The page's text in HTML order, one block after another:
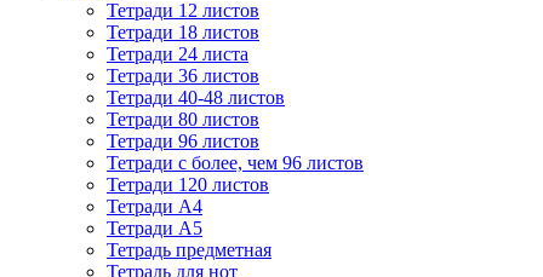
Тетради 12 листов
Тетради 18 листов
Тетради 24 листа
Тетради 36 листов
Тетради 40-48 листов
Тетради 80 листов
Тетради 96 листов
Тетради с более, чем 96 листов
Тетради 120 листов
Тетради А4
Тетради А5
Тетрадь предметная
Тетрадь для нот